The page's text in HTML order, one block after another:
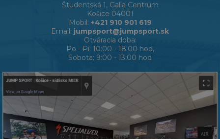
Študentská 1, Galla Centrum
Košice 04001
Mobil: +421 910 901 619
Email: jumpsport@jumpsport.sk
Otváracia doba:
Po - Pi: 10:00 - 18:00 hod,
Sobota: 9:00 - 13:00 hod